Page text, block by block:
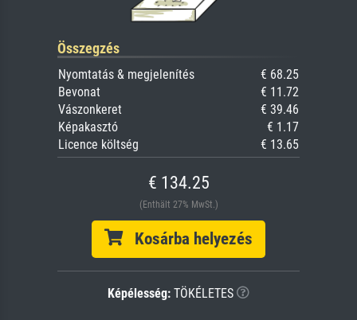
Összegzés
Nyomtatás & megjelenítés
€ 68.25
Bevonat
€ 11.72
Vászonkeret
€ 39.46
Képakasztó
€ 1.17
Licence költség
€ 13.65
€ 134.25
(Enthält 27% MwSt.)
Kosárba helyezés
Képélesség: TÖKÉLETES